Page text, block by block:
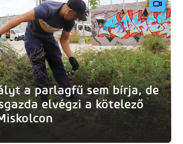
a parlagfű sem bírja, de
elvégzi a kötelező